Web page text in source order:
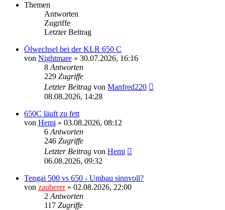
Themen
Antworten
Zugriffe
Letzter Beitrag
Ölwechsel bei der KLR 650 C
von Nightmare » 30.07.2026, 16:16
8 Antworten
229 Zugriffe
Letzter Beitrag von Manfred220
08.08.2026, 14:28
650C läuft zu fett
von Hemi » 03.08.2026, 08:12
6 Antworten
246 Zugriffe
Letzter Beitrag von Hemi
06.08.2026, 09:32
Tengai 500 vs 650 - Umbau sinnvoll?
von zauberer» 02.08.2026, 22:00
2 Antworten
117 Zugriffe